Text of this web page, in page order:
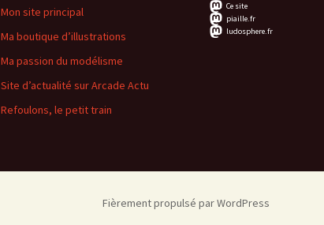
Mon site principal
Ma boutique d’illustrations
Ma passion du modélisme
Site d’actualité sur Arcade Actu
Refoulons, le petit train
Ce site
piaille.fr
ludosphere.fr
Fièrement propulsé par WordPress